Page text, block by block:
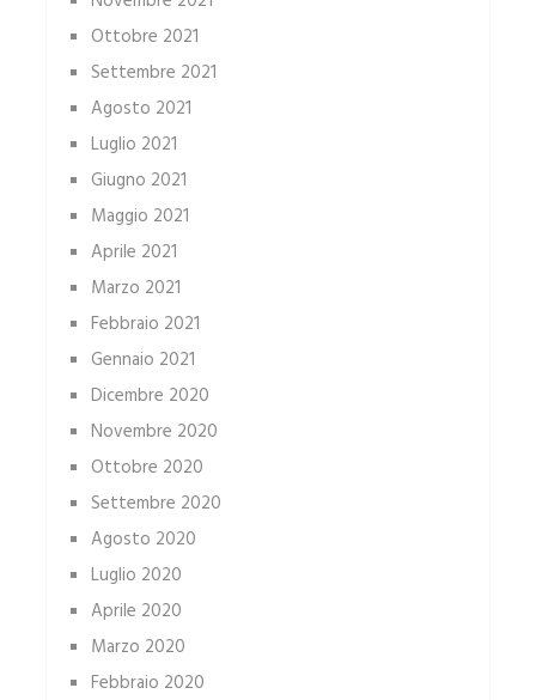
Ottobre 2021
Settembre 2021
Agosto 2021
Luglio 2021
Giugno 2021
Maggio 2021
Aprile 2021
Marzo 2021
Febbraio 2021
Gennaio 2021
Dicembre 2020
Novembre 2020
Ottobre 2020
Settembre 2020
Agosto 2020
Luglio 2020
Aprile 2020
Marzo 2020
Febbraio 2020